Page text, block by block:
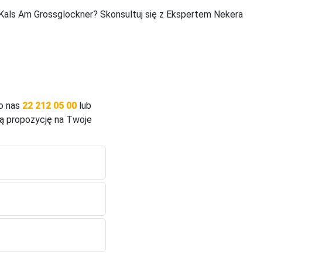
Am Grossglockner? Skonsultuj się z Ekspertem Nekera
nas 22 212 05 00 lub
propozycję na Twoje